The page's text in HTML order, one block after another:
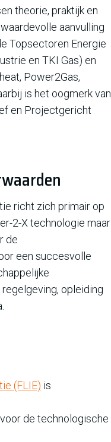
theorie, praktijk en
aanvulling
Topsectoren Energie
en TKI Gas) en
Power2Gas,
is het oogmerk van
en Projectgericht
richt zich primair op
2-X technologie maar
de
een succesvolle
opleiding
(FLIE) is
de technologische